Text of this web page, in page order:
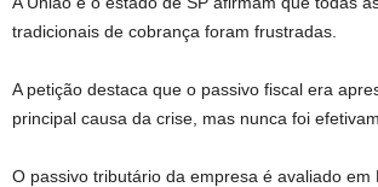
tradicionais de cobrança foram frustradas.
A petição destaca que o passivo fiscal era
principal causa da crise, mas nunca foi
O passivo tributário da empresa é avaliado em